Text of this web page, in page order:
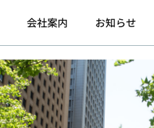
会社案内 お知らせ